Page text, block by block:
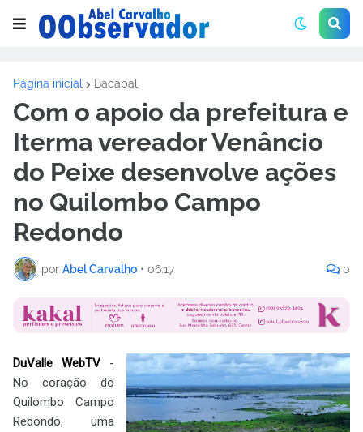
Página inicial Bacabal
Com o apoio da prefeitura e
Iterma vereador Venâncio
do Peixe desenvolve ações
no Quilombo Campo
Redondo
por Abel Carvalho • 06:17 0
DuValle WebTV -
No coração do
Quilombo Campo
Redondo, uma